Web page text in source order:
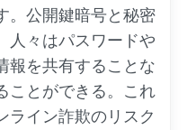
。公開鍵暗号と秘密
人々はパスワードや
報を共有することな
ことができる。これ
ライン詐欺のリスク